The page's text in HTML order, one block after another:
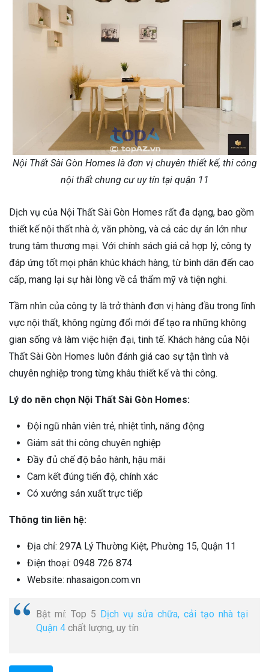
Nội Thất Sài Gòn Homes là đơn vị chuyên thiết kế, thi công
nội thất chung cư uy tín tại quận 11
Dịch vụ của Nội Thất Sài Gòn Homes rất đa dạng, bao gồm
thiết kế nội thất nhà ở, văn phòng, và cả các dự án lớn như
trung tâm thương mại. Với chính sách giá cả hợp lý, công ty
đáp ứng tốt mọi phân khúc khách hàng, từ bình dân đến cao
cấp, mang lại sự hài lòng về cả thẩm mỹ và tiện nghi.
Tầm nhìn của công ty là trở thành đơn vị hàng đầu trong lĩnh
vực nội thất, không ngừng đổi mới để tạo ra những không
gian sống và làm việc hiện đại, tinh tế. Khách hàng của Nội
Thất Sài Gòn Homes luôn đánh giá cao sự tận tình và
chuyên nghiệp trong từng khâu thiết kế và thi công.
Lý do nên chọn Nội Thất Sài Gòn Homes:
Đội ngũ nhân viên trẻ, nhiệt tình, năng động
Giám sát thi công chuyên nghiệp
Đầy đủ chế độ bảo hành, hậu mãi
Cam kết đúng tiến độ, chính xác
Có xưởng sản xuất trực tiếp
Thông tin liên hệ:
Địa chỉ: 297A Lý Thường Kiệt, Phường 15, Quận 11
Điện thoại: 0948 726 874
Website: nhasaigon.com.vn
Bật mí: Top 5 Dịch vụ sửa chữa, cải tạo nhà tại
Quận 4 chất lượng, uy tín